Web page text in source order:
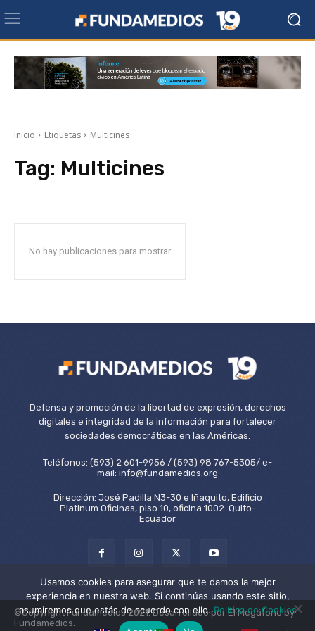
Inicio Etiquetas Multicines
Tag: Multicines
No hay publicaciones para mostrar
Defensa y promoción de la libertad de expresión, derechos
digitales e integridad de la información para fortalecer
sociedades democráticas en las Américas.
Teléfonos: (593) 2 601-9956 / (593) 98 767-5305/ e-
mail: info@fundamedios.org
Dirección: José Padilla N3-30 e Iñaquito, Edificio
Platinum Oficinas, piso 10, oficina 1002. Quito-
Ecuador
©Copyright Fundamedios 2021. Desarrollado por El Megáfono by
Fundamedios.
Usamos cookies para asegurar que te damos la mejor
experiencia en nuestra web. Si continúas usando este sitio,
asumiremos que estás de acuerdo con ello.Política de Cookies